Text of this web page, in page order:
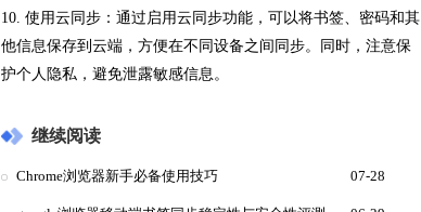
10. 使用云同步：通过启用云同步功能，可以将书签、密码和其
他信息保存到云端，方便在不同设备之间同步。同时，注意保
护个人隐私，避免泄露敏感信息。
继续阅读
Chrome浏览器新手必备使用技巧 07-28